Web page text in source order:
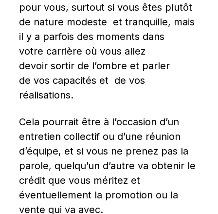
pour vous, surtout si vous êtes plutôt
de nature modeste  et tranquille, mais
il y a parfois des moments dans
votre carrière où vous allez
devoir sortir de l’ombre et parler
de vos capacités et  de vos
réalisations.
Cela pourrait être à l’occasion d’un
entretien collectif ou d’une réunion
d’équipe, et si vous ne prenez pas la
parole, quelqu’un d’autre va obtenir le
crédit que vous méritez et
éventuellement la promotion ou la
vente qui va avec.